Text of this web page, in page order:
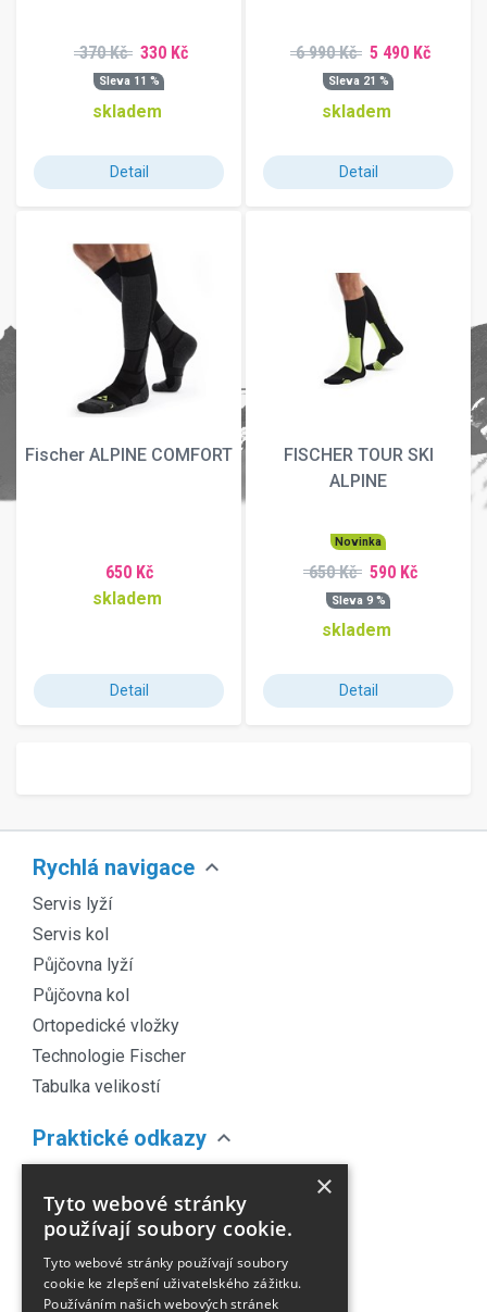
370 Kč 330 Kč
Sleva 11 %
skladem
Detail
6 990 Kč 5 490 Kč
Sleva 21 %
skladem
Detail
Fischer ALPINE COMFORT
650 Kč
skladem
Detail
FISCHER TOUR SKI
ALPINE
Novinka
650 Kč 590 Kč
Sleva 9 %
skladem
Detail
Rychlá navigace expand_more
Servis lyží
Servis kol
Půjčovna lyží
Půjčovna kol
Ortopedické vložky
Technologie Fischer
Tabulka velikostí
Praktické odkazy expand_more
Náš Blog
Obchodní podmínky
Časté dotazy
Kontakt
×
Tyto webové stránky
používají soubory cookie.
Tyto webové stránky používají soubory
cookie ke zlepšení uživatelského zážitku.
Používáním našich webových stránek